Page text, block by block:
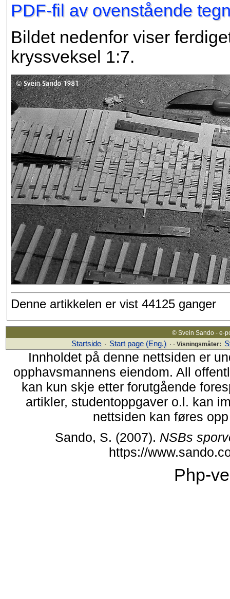
PDF-fil av ovenstående
Bildet nedenfor viser
kryssveksel 1:7.
Denne artikkelen er vist 44125 ganger
© Svein Sando - e-
Startside · Start page (Eng.) · · Visningsmåter:
Innholdet på denne nettsiden er
opphavsmannens eiendom. All
kan kun skje etter forutgående
artikler, studentoppgaver o.l. kan
nettsiden kan føres
Sando, S. (2007). NSBs
https://
Php-